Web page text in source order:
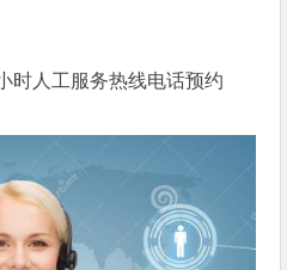
时人工服务热线电话预约